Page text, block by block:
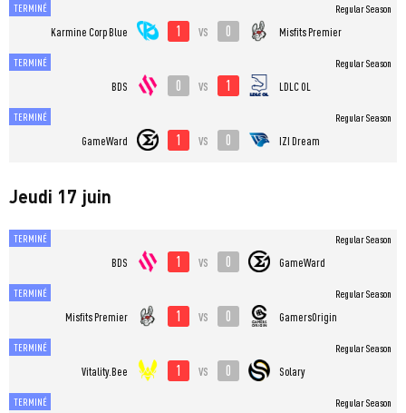
TERMINÉ
Karmine Corp Blue 1 vs 0 Misfits Premier
Regular Season
TERMINÉ
BDS 0 vs 1 LDLC OL
Regular Season
TERMINÉ
GameWard 1 vs 0 IZI Dream
Regular Season
Jeudi 17 juin
TERMINÉ
BDS 1 vs 0 GameWard
Regular Season
TERMINÉ
Misfits Premier 1 vs 0 GamersOrigin
Regular Season
TERMINÉ
Vitality.Bee 1 vs 0 Solary
Regular Season
TERMINÉ Regular Season